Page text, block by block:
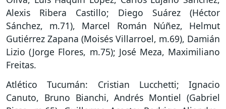
Alexis Ribera Castillo; Diego Suárez (Héctor
Sánchez, m.71), Marcel Román Núñez, Helmut
Gutiérrez Zapana (Moisés Villarroel, m.69), Damián
Lizio (Jorge Flores, m.75); José Meza, Maximiliano
Freitas.
Atlético Tucumán: Cristian Lucchetti; Ignacio
Canuto, Bruno Bianchi, Andrés Montiel (Gabriel